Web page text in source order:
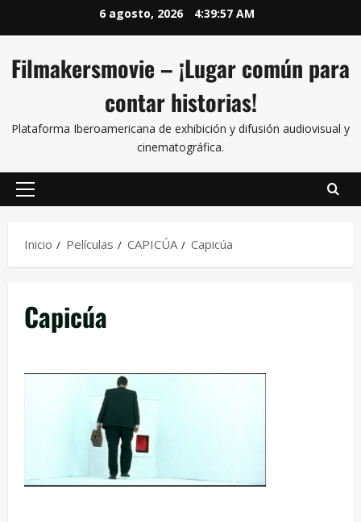
6 agosto, 2026 4:39:58 AM
Filmakersmovie – ¡Lugar común para
contar historias!
Plataforma Iberoamericana de exhibición y difusión audiovisual y
cinematográfica.
Inicio Películas CAPICÚA Capicúa
Capicúa